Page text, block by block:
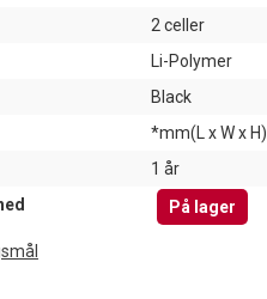
2 celler
Li-Polymer
Black
*mm(L x W x H)
1 år
På lager